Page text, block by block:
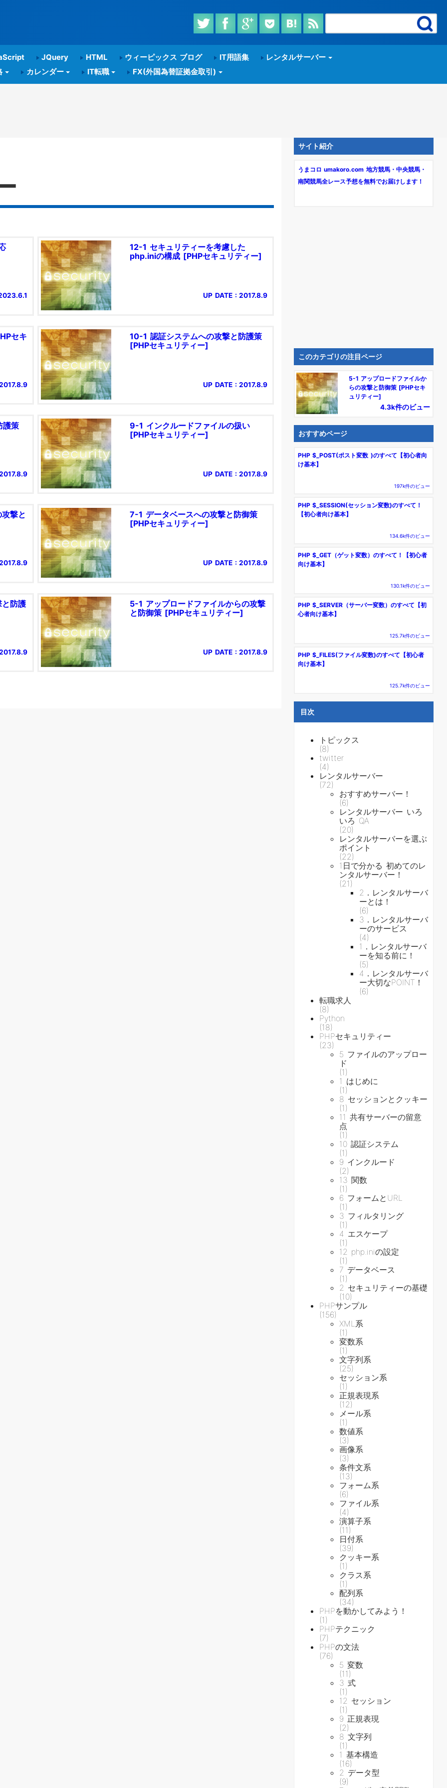
JQuery HTML ウィーピックス ブログ IT用語集
レンタルサーバー
カレンダー IT転職 FX(外国為替証拠金取引)
12-1 セキュリティーを考慮した
php.iniの構成 [PHPセキュリティー]
UP DATE : 2017.8.9
セキ
10-1 認証システムへの攻撃と防護策
[PHPセキュリティー]
UP DATE : 2017.8.9
護策
9-1 インクルードファイルの扱い
[PHPセキュリティー]
UP DATE : 2017.8.9
撃と
7-1 データベースへの攻撃と防御策
[PHPセキュリティー]
UP DATE : 2017.8.9
防護
5-1 アップロードファイルからの攻撃
と防御策 [PHPセキュリティー]
UP DATE : 2017.8.9
サイト紹介
うまコロ umakoro.com 地方競馬・中央競馬・
南関競馬全レース予想を無料でお届けします！
このカテゴリの注目ページ
5-1 アップロードファイルか
らの攻撃と防御策 [PHPセキ
ュリティー]
4.3k件のビュー
おすすめページ
PHP $_POST(ポスト変数 )のすべて【初心者向
け基本】
197k件のビュー
PHP $_SESSION(セッション変数)のすべて！
【初心者向け基本】
134.6k件のビュー
PHP $_GET（ゲット変数）のすべて！【初心者
向け基本】
130.1k件のビュー
PHP $_SERVER（サーバー変数）のすべて【初
心者向け基本】
125.7k件のビュー
PHP $_FILES(ファイル変数)のすべて【初心者
向け基本】
125.7k件のビュー
目次
トピックス
(8)
twitter
(4)
レンタルサーバー
(72)
おすすめサーバー！
(6)
レンタルサーバー いろ
いろ QA
(20)
レンタルサーバーを選ぶ
ポイント
(22)
1日で分かる 初めてのレ
ンタルサーバー！
(21)
2．レンタルサーバ
ーとは！
(6)
3．レンタルサーバ
ーのサービス
(4)
1．レンタルサーバ
ーを知る前に！
(5)
4．レンタルサーバ
ー大切なPOINT！
(6)
転職求人
(8)
Python
(18)
PHPセキュリティー
(23)
5 ファイルのアップロー
ド
(1)
1 はじめに
(1)
8 セッションとクッキー
(1)
11 共有サーバーの留意
点
(1)
10 認証システム
(1)
9 インクルード
(2)
13 関数
(1)
6 フォームとURL
(1)
3 フィルタリング
(1)
4 エスケープ
(1)
12 php.iniの設定
(1)
7 データベース
(1)
2 セキュリティーの基礎
(10)
PHPサンプル
(156)
XML系
(1)
変数系
(1)
文字列系
(25)
セッション系
(1)
正規表現系
(12)
メール系
(1)
数値系
(3)
画像系
(3)
条件文系
(13)
フォーム系
(6)
ファイル系
(4)
演算子系
(11)
日付系
(39)
クッキー系
(1)
クラス系
(1)
配列系
(34)
PHPを動かしてみよう！
(1)
PHPテクニック
(7)
PHPの文法
(76)
5 変数
(11)
3 式
(1)
12 セッション
(1)
9 正規表現
(2)
8 文字列
(1)
1 基本構造
(16)
2 データ型
(9)